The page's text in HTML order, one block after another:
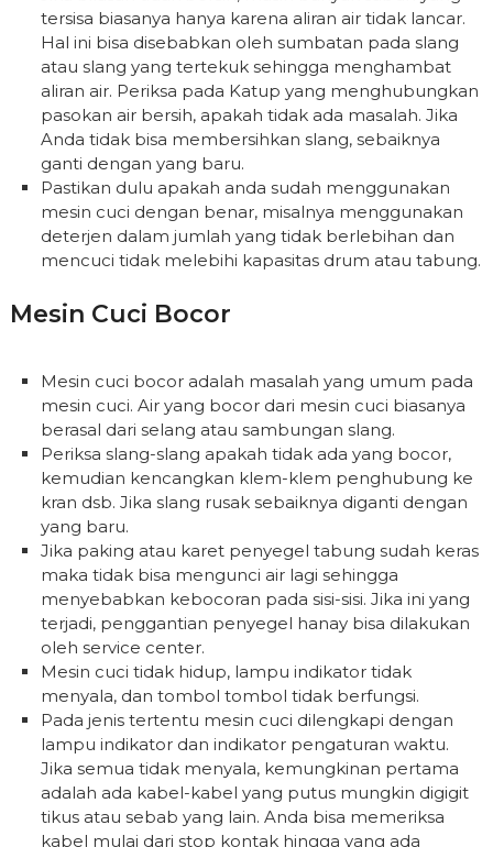
tersisa biasanya hanya karena aliran air tidak lancar.
Hal ini bisa disebabkan oleh sumbatan pada slang
atau slang yang tertekuk sehingga menghambat
aliran air. Periksa pada Katup yang menghubungkan
pasokan air bersih, apakah tidak ada masalah. Jika
Anda tidak bisa membersihkan slang, sebaiknya
ganti dengan yang baru.
Pastikan dulu apakah anda sudah menggunakan
mesin cuci dengan benar, misalnya menggunakan
deterjen dalam jumlah yang tidak berlebihan dan
mencuci tidak melebihi kapasitas drum atau tabung.
Mesin Cuci Bocor
Mesin cuci bocor adalah masalah yang umum pada
mesin cuci. Air yang bocor dari mesin cuci biasanya
berasal dari selang atau sambungan slang.
Periksa slang-slang apakah tidak ada yang bocor,
kemudian kencangkan klem-klem penghubung ke
kran dsb. Jika slang rusak sebaiknya diganti dengan
yang baru.
Jika paking atau karet penyegel tabung sudah keras
maka tidak bisa mengunci air lagi sehingga
menyebabkan kebocoran pada sisi-sisi. Jika ini yang
terjadi, penggantian penyegel hanay bisa dilakukan
oleh service center.
Mesin cuci tidak hidup, lampu indikator tidak
menyala, dan tombol tombol tidak berfungsi.
Pada jenis tertentu mesin cuci dilengkapi dengan
lampu indikator dan indikator pengaturan waktu.
Jika semua tidak menyala, kemungkinan pertama
adalah ada kabel-kabel yang putus mungkin digigit
tikus atau sebab yang lain. Anda bisa memeriksa
kabel mulai dari stop kontak hingga yang ada